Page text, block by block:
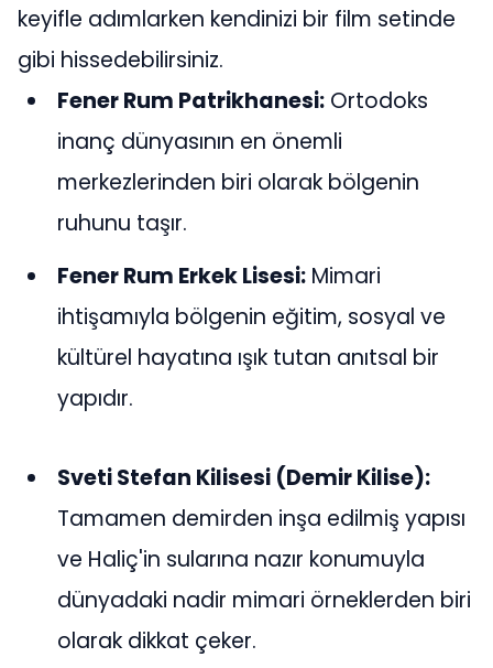
keyifle adımlarken kendinizi bir film setinde
gibi hissedebilirsiniz.
Fener Rum Patrikhanesi: Ortodoks
inanç dünyasının en önemli
merkezlerinden biri olarak bölgenin
ruhunu taşır.
Fener Rum Erkek Lisesi: Mimari
ihtişamıyla bölgenin eğitim, sosyal ve
kültürel hayatına ışık tutan anıtsal bir
yapıdır.
Sveti Stefan Kilisesi (Demir Kilise):
Tamamen demirden inşa edilmiş yapısı
ve Haliç'in sularına nazır konumuyla
dünyadaki nadir mimari örneklerden biri
olarak dikkat çeker.